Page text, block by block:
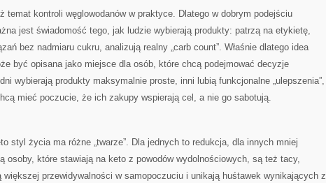
temat kontroli węglowodanów w praktyce. Dlatego w dobrym podejściu
jest świadomość tego, jak ludzie wybierają produkty: patrzą na etykietę,
bez nadmiaru cukru, analizują realny „carb count”. Właśnie dlatego idea
być opisana jako miejsce dla osób, które chcą podejmować decyzje
wybierają produkty maksymalnie proste, inni lubią funkcjonalne „ulepszenia”,
mieć poczucie, że ich zakupy wspierają cel, a nie go sabotują.
styl życia ma różne „twarze”. Dla jednych to redukcja, dla innych mniej
osoby, które stawiają na keto z powodów wydolnościowych, są też tacy,
większej przewidywalności w samopoczuciu i unikają huśtawek wynikających z